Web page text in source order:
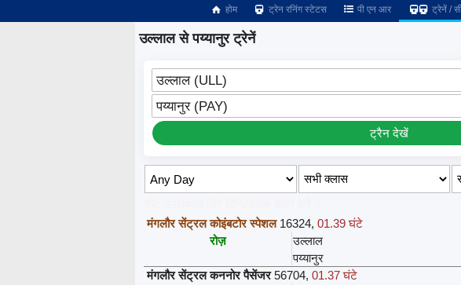
होम ट्रेन रनिंग स्टेटस पी एन आर ट्रेनें /
उल्लाल से पय्यानुर ट्रेनें
उल्लाल (ULL)
पय्यानुर (PAY)
ट्रैन देखें
मंगलौर सेंट्रल कोइंबटोर स्पेशल 16324, 01.39 घंटे
रोज़
उल्लाल
पय्यानुर
मंगलौर सेंट्रल कननोर पैसेंजर 56704, 01.37 घंटे